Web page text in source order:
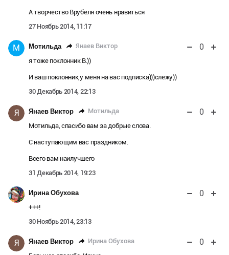
А творчество Врубеля очень нравиться
27 Ноябрь 2014, 11:17
М Мотильда Янаев Виктор 0
я тоже поклонник В.))
И ваш поклонник,у меня на вас подписка)))слежу))
30 Декабрь 2014, 22:13
Я Янаев Виктор Мотильда 0
Мотильда, спасибо вам за добрые слова.
С наступающим вас праздником.
Всего вам наилучшего
31 Декабрь 2014, 19:23
Ирина Обухова 0
+++!
30 Ноябрь 2014, 23:13
Я Янаев Виктор Ирина Обухова 0